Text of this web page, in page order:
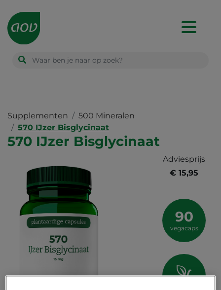
Main
navigation
Supplementen
500 Mineralen
570 IJzer Bisglycinaat
570 IJzer Bisglycinaat
Adviesprijs
€ 15,95
90
vegacaps